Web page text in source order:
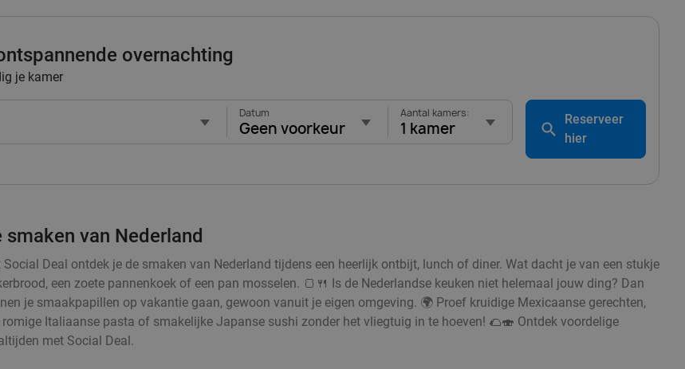
overnachting
je kamer
Datum
Geen voorkeur
Aantal kamers:
1 kamer
Reserveer
hier
smaken van Nederland
Social Deal ontdek je de smaken van Nederland tijdens een heerlijk ontbijt, lunch of diner. Wat dacht je van een stukje
een zoete pannenkoek of een pan mosselen. 🍞🍴 Is de Nederlandse keuken niet helemaal jouw ding? Dan
je smaakpapillen op vakantie gaan, gewoon vanuit je eigen omgeving. 🌍 Proef kruidige Mexicaanse gerechten,
romige Italiaanse pasta of smakelijke Japanse sushi zonder het vliegtuig in te hoeven! 🌮🍣 Ontdek voordelige
met Social Deal.